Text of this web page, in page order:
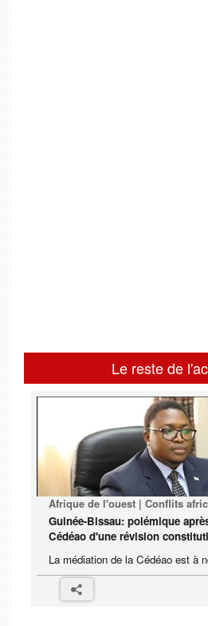
Le reste de
Afrique de l'ouest | Conflits
Guinée-Bissau: polémique
Cédéao d'une révision
La médiation de la Cédéao est à